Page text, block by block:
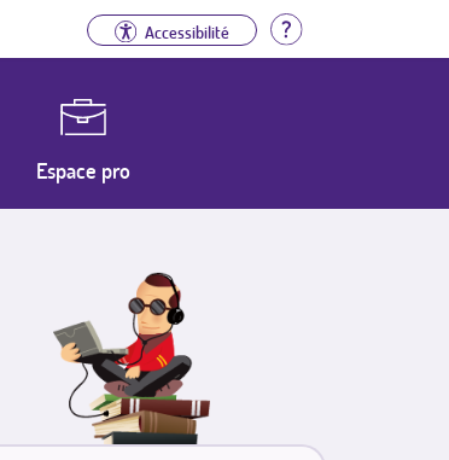
Accessibilité Aide
Espace pro